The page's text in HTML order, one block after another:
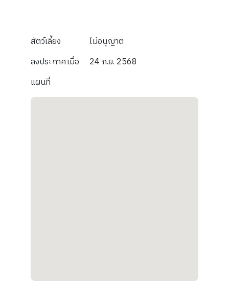
สัตว์เลี้ยง
ไม่อนุญาต
ลงประกาศเมื่อ
24 ก.ย. 2568
แผนที่